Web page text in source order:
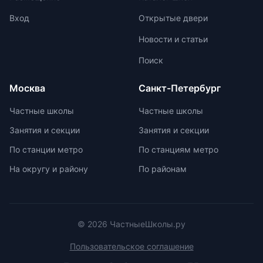
информации. Система Монтессори
предлагает отсутствие
межпредметную взаимосвязь для
поддержания интереса к учебе.
регулируя нагрузку в зависимости
от возрастных задач и
учеников. Отсутствие страха перед
оценками и акцент на качественной
свои навыки и интересы.
Вход Открытые двери
Новости и статьи
Поиск
Москва
Частные школы
Занятия и секции
По станции метро
На округу и району
Санкт-Петербург
Частные школы
Занятия и секции
По станциям метро
По районам
© 2026 ЧастныеШколы.ру
Пользовательское соглашение